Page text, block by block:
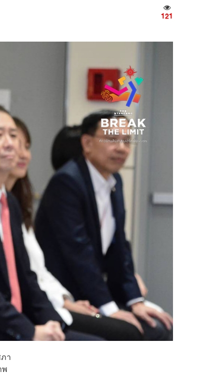
121
า
พ